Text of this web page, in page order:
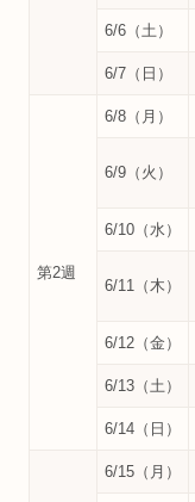
6/6（土）
6/7（日）
第2週
6/8（月）
6/9（火）
6/10（水）
6/11（木）
6/12（金）
6/13（土）
6/14（日）
6/15（月）